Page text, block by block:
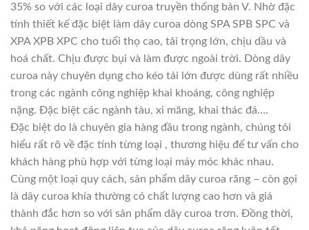
35% so với các loại dây curoa truyền thống bản V. Nhờ đặc
tính thiết kế đặc biệt làm dây curoa dòng SPA SPB SPC và
XPA XPB XPC cho tuổi thọ cao, tải trọng lớn, chịu dầu và
hoá chất. Chịu được bụi và làm được ngoài trời. Dòng dây
curoa này chuyên dụng cho kéo tải lớn được dùng rất nhiều
trong các ngành công nghiệp khai khoáng, công nghiệp
nặng. Đặc biệt các ngành tàu, xi măng, khai thác đá….
Đặc biệt do là chuyên gia hàng đầu trong ngành, chúng tôi
hiểu rất rõ về đặc tính từng loại , thương hiệu để tư vấn cho
khách hàng phù hợp với từng loại máy móc khác nhau.
Cùng một loại quy cách, sản phẩm dây curoa răng – còn gọi
là dây curoa khía thường có chất lượng cao hơn và giá
thành đắc hơn so với sản phẩm dây curoa trơn. Đồng thời,